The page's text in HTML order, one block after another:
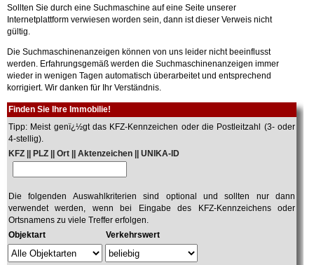
Sollten Sie durch eine Suchmaschine auf eine Seite unserer
Internetplattform verwiesen worden sein, dann ist dieser Verweis nicht
gültig.
Die Suchmaschinenanzeigen können von uns leider nicht beeinflusst
werden. Erfahrungsgemäß werden die Suchmaschinenanzeigen immer
wieder in wenigen Tagen automatisch überarbeitet und entsprechend
korrigiert. Wir danken für Ihr Verständnis.
Finden Sie Ihre Immobilie!
Tipp: Meist genï¿½gt das KFZ-Kennzeichen oder die Postleitzahl (3- oder
4-stellig).
KFZ || PLZ || Ort || Aktenzeichen || UNIKA-ID
Die folgenden Auswahlkriterien sind optional und sollten nur dann
verwendet werden, wenn bei Eingabe des KFZ-Kennzeichens oder
Ortsnamens zu viele Treffer erfolgen.
Objektart
Verkehrswert